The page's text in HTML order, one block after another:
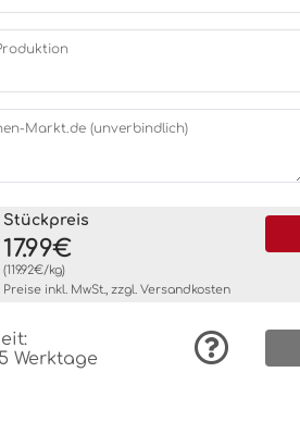
Markt.de (unverbindlich)
Stückpreis
17.99€
(119.92€/kg)
Preise inkl. MwSt., zzgl. Versandkosten
Werktage